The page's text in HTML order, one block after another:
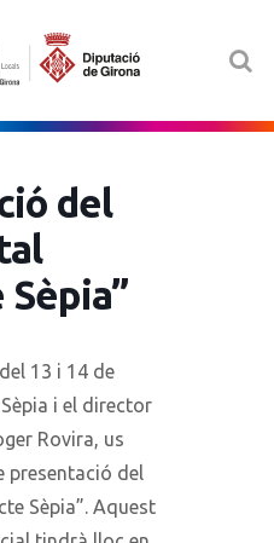
del
13 i 14 de
i el director
Rovira, us
presentació del
Sèpia”. Aquest